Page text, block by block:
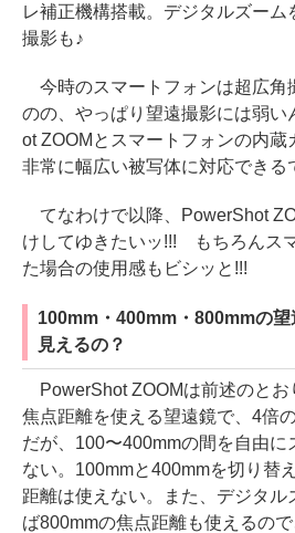
レ補正機構搭載。デジタルズーム
撮影も♪
今時のスマートフォンは超広角
のの、やっぱり望遠撮影には弱い
ot ZOOMとスマートフォンの内蔵
非常に幅広い被写体に対応できる
てなわけで以降、PowerShot
けしてゆきたいッ!!! もちろんス
た場合の使用感もビシッと!!!
100mm・400mm・800mmの
見えるの？
PowerShot ZOOMは前述のとお
焦点距離を使える望遠鏡で、4倍
だが、100〜400mmの間を自由に
ない。100mmと400mmを切り替
距離は使えない。また、デジタル
ば800mmの焦点距離も使えるの